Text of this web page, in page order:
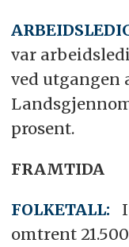
var
ved utgangen
prosent.
FRAMTIDA
FOLKETALL: I
omtrent